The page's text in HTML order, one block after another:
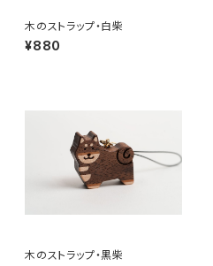
木のストラップ・白柴
¥880
木のストラップ・黒柴